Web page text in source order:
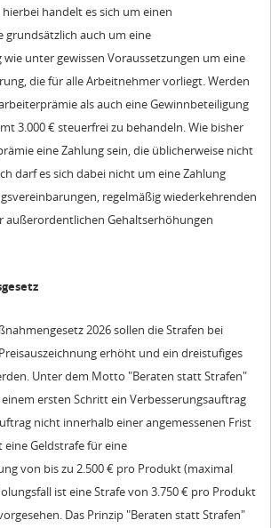
handelt es sich um einen
grundsätzlich auch um eine
unter gewissen Voraussetzungen um eine
die für alle Arbeitnehmer vorliegt. Werden
als auch eine Gewinnbeteiligung
3.000 € steuerfrei zu behandeln. Wie bisher
eine Zahlung sein, die üblicherweise nicht
darf es sich dabei nicht um eine Zahlung
regelmäßig wiederkehrenden
außerordentlichen Gehaltserhöhungen
2026 sollen die Strafen bei
erhöht und ein dreistufiges
Unter dem Motto "Beraten statt Strafen"
ersten Schritt ein Verbesserungsauftrag
nicht innerhalb einer angemessenen Frist
Geldstrafe für eine
von bis zu 2.500 € pro Produkt (maximal
ist eine Strafe von 3.750 € pro Produkt
Das Prinzip "Beraten statt Strafen"